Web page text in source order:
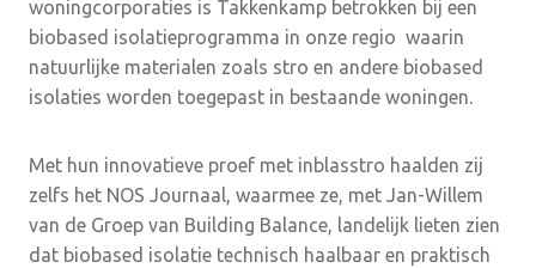
woningcorporaties is Takkenkamp betrokken bij een
biobased isolatieprogramma in onze regio waarin
natuurlijke materialen zoals stro en andere biobased
isolaties worden toegepast in bestaande woningen.
Met hun innovatieve proef met inblasstro haalden zij
zelfs het NOS Journaal, waarmee ze, met Jan-Willem
van de Groep van Building Balance, landelijk lieten zien
dat biobased isolatie technisch haalbaar en praktisch